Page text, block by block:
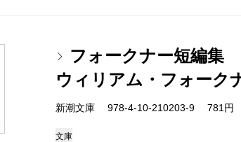
フォークナー短編集
ウィリアム・フォーク
新潮文庫 978-4-10-210203-9 781円
文庫